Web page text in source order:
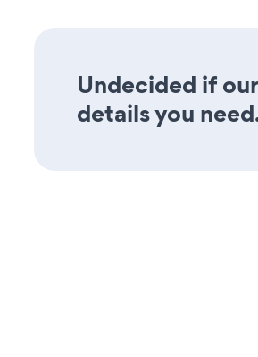
Undecided if
details you